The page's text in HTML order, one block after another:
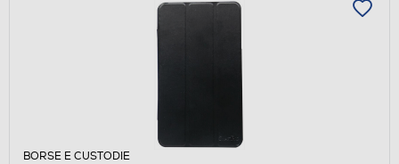
BORSE E CUSTODIE